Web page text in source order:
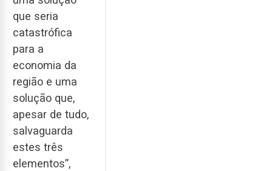
que seria
catastrófica
para a
economia da
região e uma
solução que,
apesar de tudo,
salvaguarda
estes três
elementos”,